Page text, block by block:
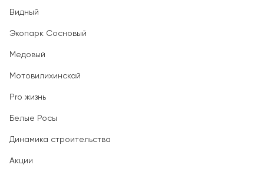
Видный
Экопарк Сосновый
Медовый
Мотовилихинскай
Pro жизнь
Белые Росы
Динамика строительства
Акции